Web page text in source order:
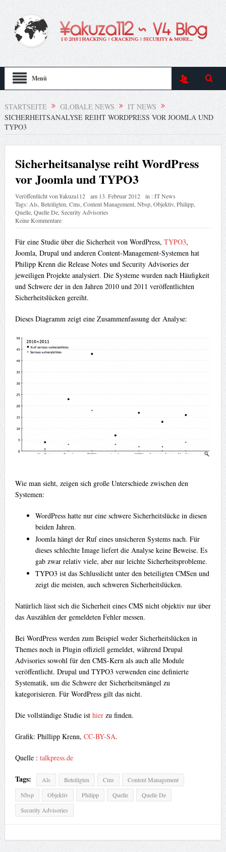
Menü
STARTSEITE GLOBALE NEWS
IT NEWS
SICHERHEITSANALYSE REIHT WORDPRESS VOR JOOMLA UND
TYPO3
Sicherheitsanalyse reiht WordPress
vor Joomla und TYPO3
Veröffentlicht von¥akuza112 am 13. Februar 2012 in :IT News
Tags: Als Beteiligten Cms Content Management, Nbsp, Objektiv, Philipp,
Quelle, Quelle De, Security Advisories
Keine Kommentare
Für eine Studie über die Sicherheit von WordPress, TYPO3,
Joomla, Drupal und anderen Content-Management-Systemen hat
Philipp Krenn die Release Notes und Security Advisories der
jeweiligen Projekte analysiert. Die Systeme wurden nach Häufigkeit
und Schwere der in den Jahren 2010 und 2011 veröffentlichten
Sicherheitslücken gereiht.
Dieses Diagramm zeigt eine Zusammenfassung der Analyse:
Wie man sieht, zeigen sich große Unterschiede zwischen den
Systemen:
WordPress hatte nur eine schwere Sicherheitslücke in diesen
beiden Jahren.
Joomla hängt der Ruf eines unsicheren Systems nach. Für
dieses schlechte Image liefert die Analyse keine Beweise. Es
gab zwar relativ viele, aber nur leichte Sicherheitsprobleme.
TYPO3 ist das Schlusslicht unter den beteiligten CMSen und
zeigt die meisten, auch schweren Sicherheitslücken.
Natürlich lässt sich die Sicherheit eines CMS nicht objektiv nur über
das Auszählen der gemeldeten Fehler messen.
Bei WordPress werden zum Beispiel weder Sicherheitslücken in
Themes noch in Plugin offiziell gemeldet, während Drupal
Advisories sowohl für den CMS-Kern als auch alle Module
veröffentlicht. Drupal und TYPO3 verwenden eine definierte
Systematik, um die Schwere der Sicherheitsmängel zu
kategorisieren. Für WordPress gilt das nicht.
Die vollständige Studie ist hierzu finden.
Grafik: Phillipp Krenn, CC-BY-SA.
Quelle : talkpress.de
Tags: Als Beteiligten Cms
Content Management
Nbsp
Objektiv Philipp Quelle
Quelle De
Security Advisories